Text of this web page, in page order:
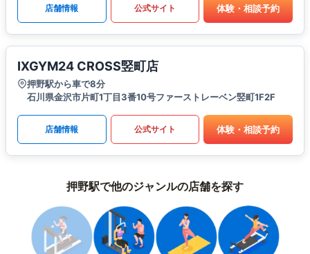
店舗情報 公式サイト 体験・相談予約
IXGYM24 CROSS竪町店
押野駅から車で8分
石川県金沢市片町1丁目3番10号ファーストレーベン竪町1F2F
店舗情報 公式サイト 体験・相談予約
押野駅で他のジャンルの店舗を探す